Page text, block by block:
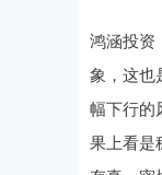
鸿涵投资
象，这也
幅下行的
果上看是